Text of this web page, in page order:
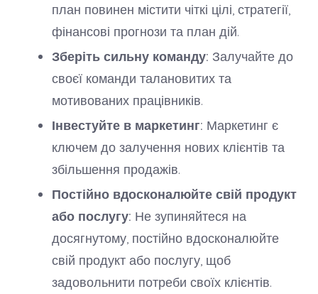
план повинен містити чіткі цілі, стратегії,
фінансові прогнози та план дій.
Зберіть сильну команду: Залучайте до
своєї команди талановитих та
мотивованих працівників.
Інвестуйте в маркетинг: Маркетинг є
ключем до залучення нових клієнтів та
збільшення продажів.
Постійно вдосконалюйте свій продукт
або послугу: Не зупиняйтеся на
досягнутому, постійно вдосконалюйте
свій продукт або послугу, щоб
задовольнити потреби своїх клієнтів.